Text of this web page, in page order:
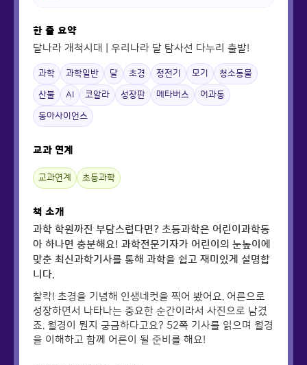
한 줄 요약
달나라 개척시대 | 우리나라 달 탐사선 다누리 출발!
과학 과학일반 달 초경 정전기 모기 청소동물
산불 AI 코알라 성장판 메타버스 어과동
동아사이언스
교과 연계
교과연계 초등과학
책 소개
과학 학원까진 부담스럽다면? 초등과학은 어린이과학동
아 하나면 충분해요! 과학전문기자가 어린이의 눈높이에
맞춘 최신과학기사를 통해 과학을 쉽고 재미있게 설명합
니다.
찰칵! 초경을 기념해 인생네컷을 찍어 봤어요. 어른으로
성장하면서 나타나는 중요한 순간이라서 사진으로 남겼
죠. 월경이 뭔지 궁금하다고요? 52쪽 기사를 읽으며 월경
을 이해하고 함께 어른이 될 준비를 해요!